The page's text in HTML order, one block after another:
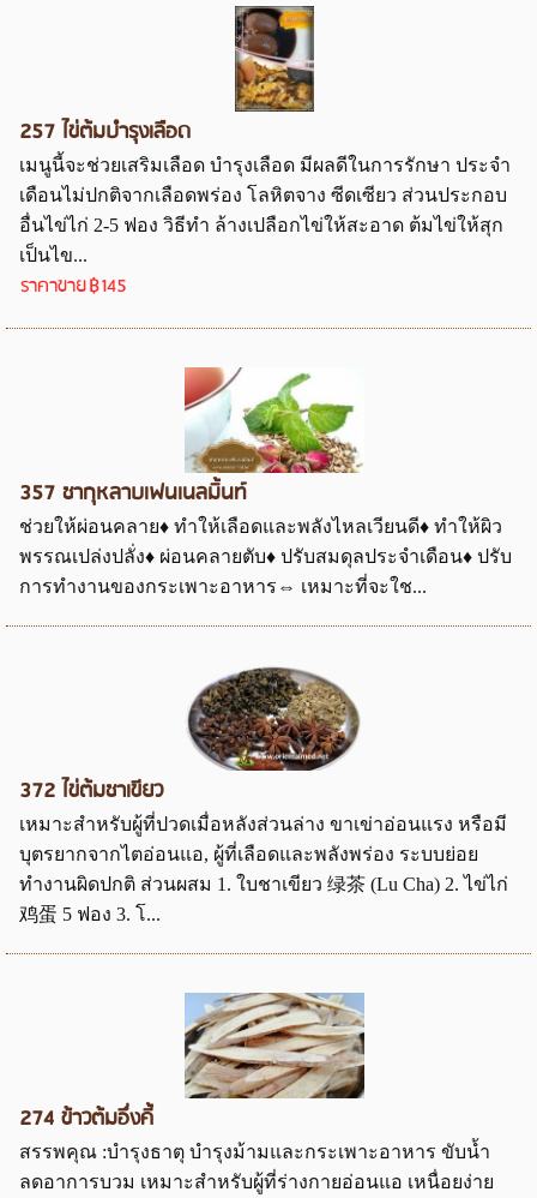
257 ไข่ต้มบำรุงเลือด
เมนูนี้จะช่วยเสริมเลือด บำรุงเลือด มีผลดีในการรักษา ประจำ
เดือนไม่ปกติจากเลือดพร่อง โลหิตจาง ซีดเซียว ส่วนประกอบ
อื่นไข่ไก่ 2-5 ฟอง วิธีทำ ล้างเปลือกไข่ให้สะอาด ต้มไข่ให้สุก
เป็นไข...
ราคาขาย฿145
357 ชากุหลาบเฟนเนลมิ้นท์
ช่วยให้ผ่อนคลาย♦ ทำให้เลือดและพลังไหลเวียนดี♦ ทำให้ผิว
พรรณเปล่งปลั่ง♦ ผ่อนคลายตับ♦ ปรับสมดุลประจำเดือน♦ ปรับ
การทำงานของกระเพาะอาหาร⇔ เหมาะที่จะใช...
372 ไข่ต้มชาเขียว
เหมาะสำหรับผู้ที่ปวดเมื่อหลังส่วนล่าง ขาเข่าอ่อนแรง หรือมี
บุตรยากจากไตอ่อนแอ, ผู้ที่เลือดและพลังพร่อง ระบบย่อย
ทำงานผิดปกติ ส่วนผสม 1. ใบชาเขียว 绿茶 (Lu Cha) 2. ไข่ไก่
鸡蛋 5 ฟอง 3. โ...
274 ข้าวต้มอึ่งคี้
สรรพคุณ :บํารุงธาตุ บำรุงม้ามและกระเพาะอาหาร ขับน้ำ
ลดอาการบวม เหมาะสำหรับผู้ที่ร่างกายอ่อนแอ เหนื่อยง่าย